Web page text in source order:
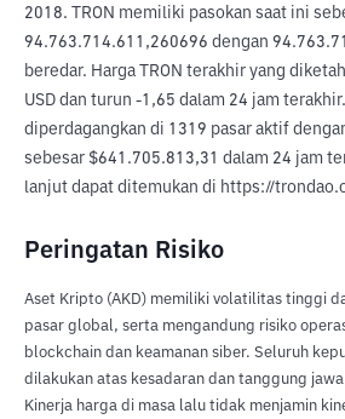
2018. TRON memiliki pasokan saat ini
94.763.714.611,260696 dengan
beredar. Harga TRON terakhir yang
USD dan turun -1,65 dalam 24 jam
diperdagangkan di 1319 pasar aktif
sebesar $641.705.813,31 dalam 24 jam
lanjut dapat ditemukan di https://
Peringatan Risiko
Aset Kripto (AKD) memiliki volatilitas tinggi
pasar global, serta mengandung risiko
blockchain dan keamanan siber. Seluruh
dilakukan atas kesadaran dan tanggung
Kinerja harga di masa lalu tidak menjamin